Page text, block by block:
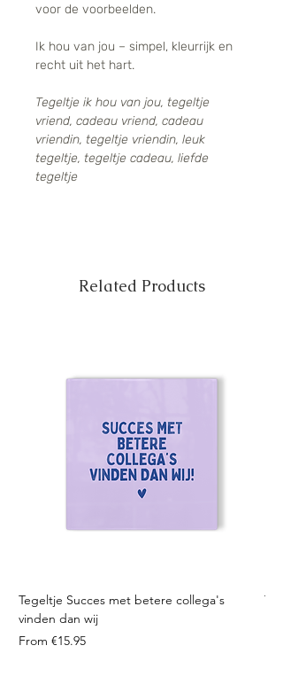
voor de voorbeelden.
Ik hou van jou – simpel, kleurrijk en
recht uit het hart.
Tegeltje ik hou van jou, tegeltje
vriend, cadeau vriend, cadeau
vriendin, tegeltje vriendin, leuk
tegeltje, tegeltje cadeau, liefde
tegeltje
Related Products
Tegeltje Succes met betere collega's
vinden dan wij
Price
From €15.95